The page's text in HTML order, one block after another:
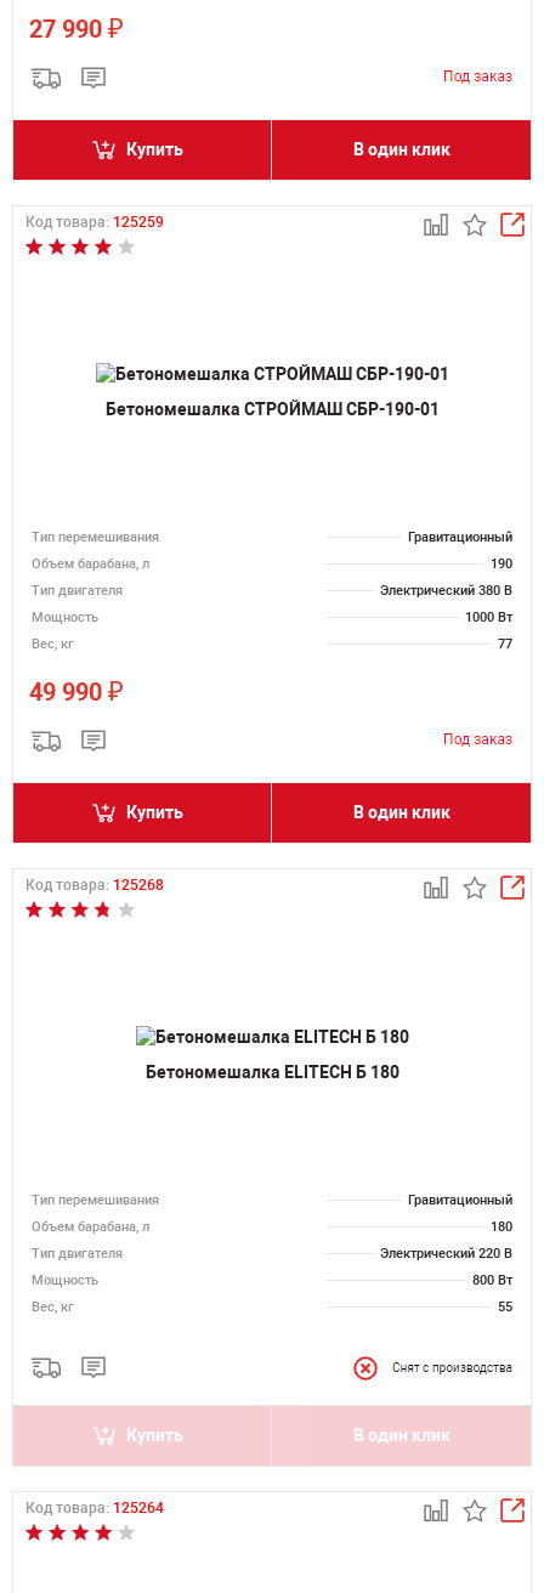
27 990 ₽
Купить В один клик
Код товара: 125259
Бетономешалка СТРОЙМАШ СБР-190-01
Тип перемешивания
Гравитационный
Объем барабана, л
190
Тип двигателя
Электрический 380 В
Мощность
1000 Вт
Вес, кг
77
49 990 ₽
Купить В один клик
Код товара: 125268
Бетономешалка ELITECH Б 180
Тип перемешивания
Гравитационный
Объем барабана, л
180
Тип двигателя
Электрический 220 В
Мощность
800 Вт
Вес, кг
55
Купить В один клик
Код товара: 125264